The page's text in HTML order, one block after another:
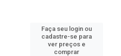
Faça seu login ou
cadastre-se para
ver preços e
comprar